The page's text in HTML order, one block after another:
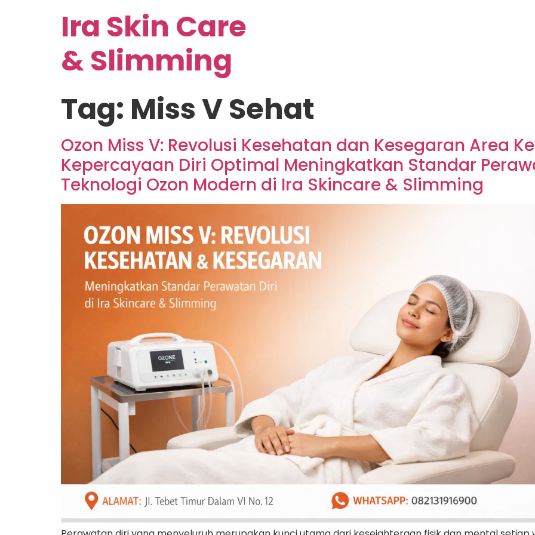
Ira Skin Care
& Slimming
Tag: Miss V Sehat
Ozon Miss V: Revolusi Kesehatan dan Kesegaran Area
Kepercayaan Diri Optimal Meningkatkan Standar
Teknologi Ozon Modern di Ira Skincare & Slimming